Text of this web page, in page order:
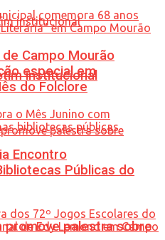
institucional
promove palestra sobre
Campo Mourão
especial em
do Folclore
Encontro
Públicas do